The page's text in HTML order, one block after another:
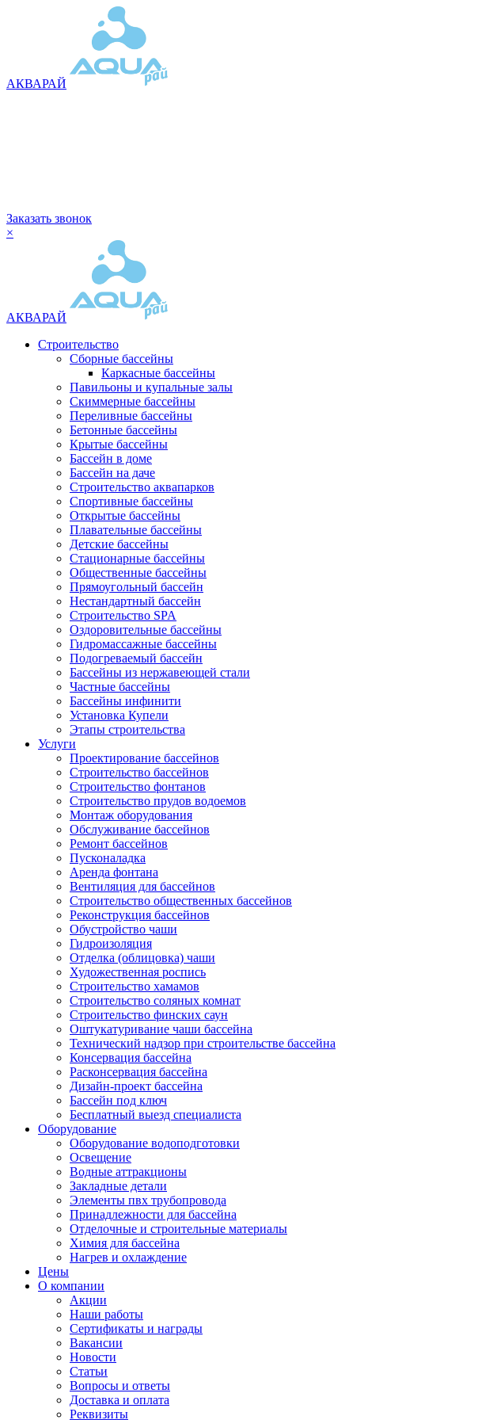
АКВАРАЙ
Заказать звонок
×
АКВАРАЙ
Строительство
Сборные бассейны
Каркасные бассейны
Павильоны и купальные залы
Скиммерные бассейны
Переливные бассейны
Бетонные бассейны
Крытые бассейны
Бассейн в доме
Бассейн на даче
Строительство аквапарков
Спортивные бассейны
Открытые бассейны
Плавательные бассейны
Детские бассейны
Стационарные бассейны
Общественные бассейны
Прямоугольный бассейн
Нестандартный бассейн
Строительство SPA
Оздоровительные бассейны
Гидромассажные бассейны
Подогреваемый бассейн
Бассейны из нержавеющей стали
Частные бассейны
Бассейны инфинити
Установка Купели
Этапы строительства
Услуги
Проектирование бассейнов
Строительство бассейнов
Строительство фонтанов
Строительство прудов водоемов
Монтаж оборудования
Обслуживание бассейнов
Ремонт бассейнов
Пусконаладка
Аренда фонтана
Вентиляция для бассейнов
Строительство общественных бассейнов
Реконструкция бассейнов
Обустройство чаши
Гидроизоляция
Отделка (облицовка) чаши
Художественная роспись
Строительство хамамов
Строительство соляных комнат
Строительство финских саун
Оштукатуривание чаши бассейна
Технический надзор при строительстве бассейна
Консервация бассейна
Расконсервация бассейна
Дизайн-проект бассейна
Бассейн под ключ
Бесплатный выезд специалиста
Оборудование
Оборудование водоподготовки
Освещение
Водные аттракционы
Закладные детали
Элементы пвх трубопровода
Принадлежности для бассейна
Отделочные и строительные материалы
Химия для бассейна
Нагрев и охлаждение
Цены
О компании
Акции
Наши работы
Сертификаты и награды
Вакансии
Новости
Статьи
Вопросы и ответы
Доставка и оплата
Реквизиты